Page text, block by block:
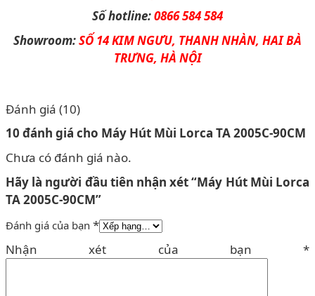
Số hotline:0866 584 584
Showroom:SỐ 14 KIM NGƯU, THANH NHÀN, HAI BÀ
TRƯNG, HÀ NỘI
Đánh giá (10)
10 đánh giá cho Máy Hút Mùi Lorca TA 2005C-90CM
Chưa có đánh giá nào.
Hãy là người đầu tiên nhận xét “Máy Hút Mùi Lorca
TA 2005C-90CM”
Đánh giá của bạn *
Nhận xét của bạn *